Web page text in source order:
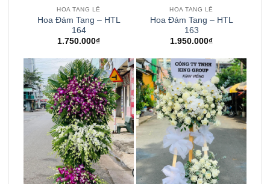
HOA TANG LỄ
Hoa Đám Tang – HTL
164
1.750.000₫
HOA TANG LỄ
Hoa Đám Tang – HTL
163
1.950.000₫